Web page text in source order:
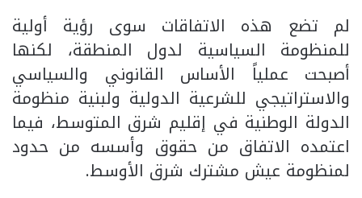
لم تضع هذه الاتفاقات سوى رؤية أولية
للمنظومة السياسية لدول المنطقة، لكنها
أصبحت عملياً الأساس القانوني والسياسي
والاستراتيجي للشرعية الدولية ولبنية منظومة
الدولة الوطنية في إقليم شرق المتوسط، فيما
اعتمده الاتفاق من حقوق وأسسه من حدود
لمنظومة عيش مشترك شرق الأوسط.